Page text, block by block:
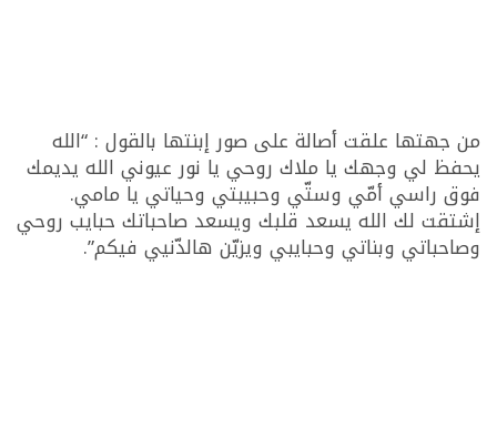
من جهتها علقت أصالة على صور إبنتها بالقول : “الله
يحفظ لي وجهك يا ملاك روحي يا نور عيوني الله يديمك
فوق راسي أمّي وستّي وحبيبتي وحياتي يا مامي.
إشتقت لك الله يسعد قلبك ويسعد صاحباتك حبايب روحي
وصاحباتي وبناتي وحبايبي ويزيّن هالدّنيي فيكم”.